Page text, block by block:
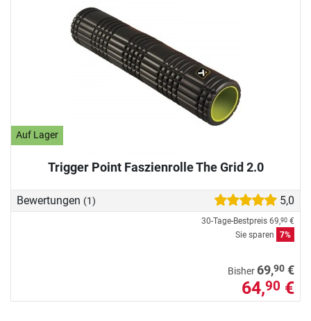
Auf Lager
Trigger Point Faszienrolle The Grid 2.0
Bewertungen (1) 5,0
30-Tage-Bestpreis 69,90 €
Sie sparen
7%
Bisher 69,90 €
64,90 €